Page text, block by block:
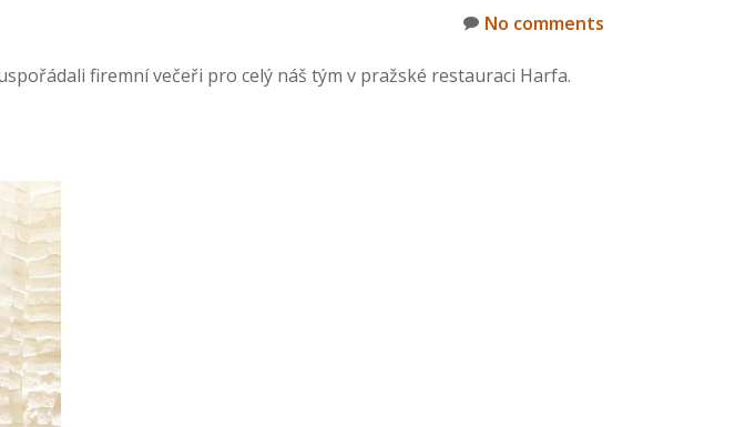
No comments
firemní večeři pro celý náš tým v pražské restauraci Harfa.